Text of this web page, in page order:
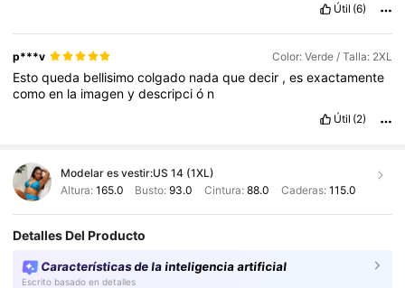
Útil (6)
p***v Color: Verde / Talla: 2XL
Estoqueda bellisimocolgado nadaquedecir ,esexactamente
comoen la imagenydescripció n
Útil (2)
Modelar es vestir:US 14 (1XL)
Altura: 165.0 Busto:93.0 Cintura: 88.0 Caderas: 115.0
Detalles Del Producto
Características de la inteligencia artificial
Escrito basado en detalles